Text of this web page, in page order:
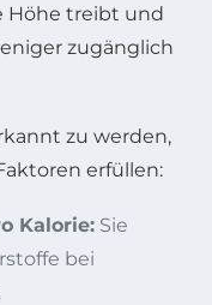
Höhe treibt und
zugänglich
zu werden,
erfüllen:
Kalorie: Sie
bei